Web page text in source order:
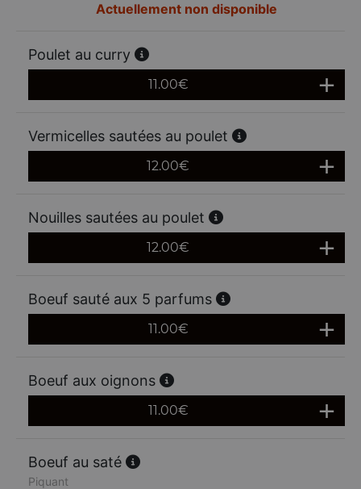
Actuellement non disponible
Poulet au curry
11.00€
Vermicelles sautées au poulet
12.00€
Nouilles sautées au poulet
12.00€
Boeuf sauté aux 5 parfums
11.00€
Boeuf aux oignons
11.00€
Boeuf au saté
Piquant